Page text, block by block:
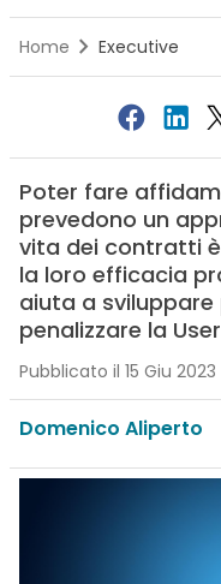
Home Executive
Poter fare
prevedono un
vita dei contratti
la loro efficacia
aiuta a
penalizzare la
Pubblicato il 15 Giu 2023
Domenico Aliperto